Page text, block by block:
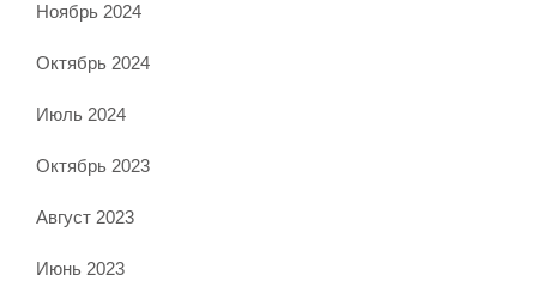
Ноябрь 2024
Октябрь 2024
Июль 2024
Октябрь 2023
Август 2023
Июнь 2023